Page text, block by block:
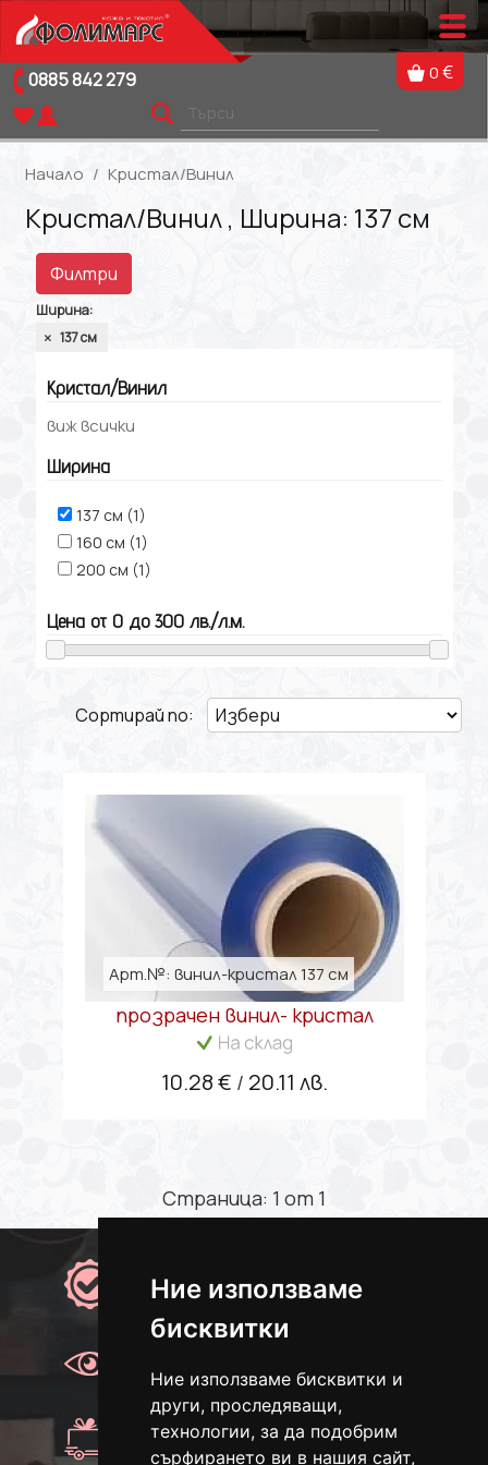
Ние използваме
бисквитки
Ние използваме бисквитки и
други, проследяващи,
технологии, за да подобрим
сърфирането ви в нашия сайт,
0885 842 279 0€
Начало Кристал/Винил
Кристал/Винил , Ширина: 137 см
Филтри
Ширина:
137 см
Кристал/Винил
виж всички
Ширина
137 см (1)
160 см (1)
200 см (1)
Цена от 0до300лв./л.м.
Сортирай по:
Арт.№: винил-кристал 137 см
прозрачен винил- кристал
10.28 € / 20.11 лв.
Страница: 1 от 1
100% качествени продукти
Преглед преди плащане.
Доставка
Доставка с Еконт